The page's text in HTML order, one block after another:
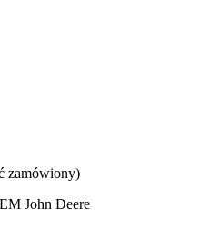
zamówiony)
John Deere